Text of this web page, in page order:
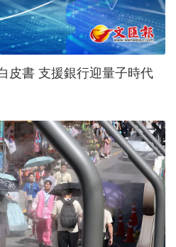
金管局發表量子準備度白皮書 支援銀行迎量子時代